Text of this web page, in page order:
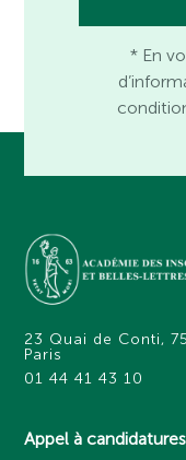
* En
23 Quai de Conti,
Paris
01 44 41 43 10
Appel à candidatures